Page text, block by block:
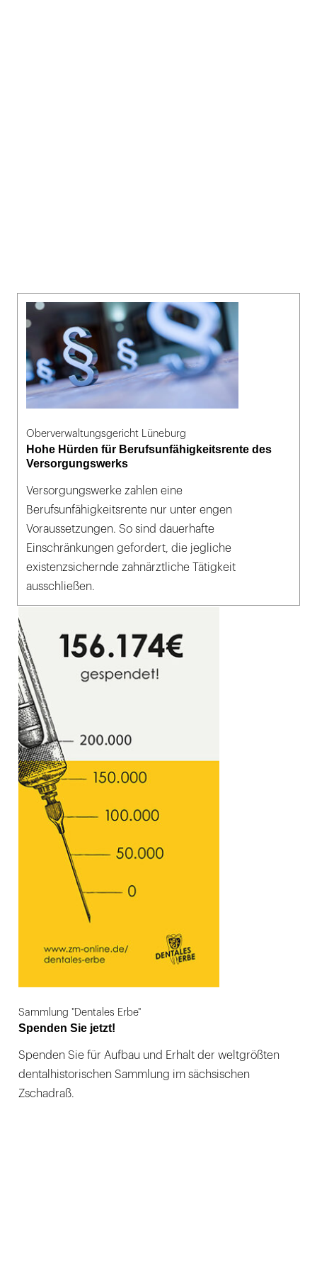
Oberverwaltungsgericht Lüneburg
Hohe Hürden für Berufsunfähigkeitsrente des
Versorgungswerks
Versorgungswerke zahlen eine
Berufsunfähigkeitsrente nur unter engen
Voraussetzungen. So sind dauerhafte
Einschränkungen gefordert, die jegliche
existenzsichernde zahnärztliche Tätigkeit
ausschließen.
Sammlung "Dentales Erbe"
Spenden Sie jetzt!
Spenden Sie für Aufbau und Erhalt der weltgrößten
dentalhistorischen Sammlung im sächsischen
Zschadraß.